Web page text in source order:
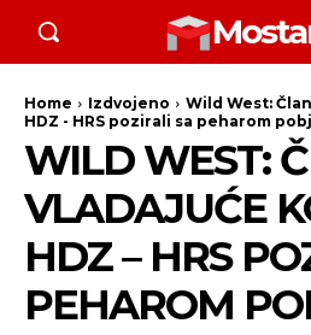
Home Izdvojeno
Wild West:
HDZ - HRS pozirali sa peharom
WILD WEST:
VLADAJUĆE
HDZ – HRS
PEHAROM